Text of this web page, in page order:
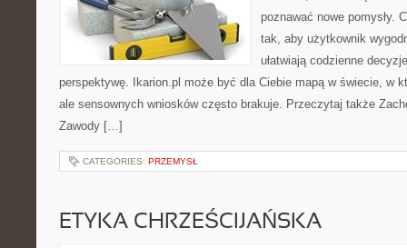
poznawać nowe pomysły.
tak, aby użytkownik
ułatwiają codzienne
perspektywę. Ikarion.pl może być dla Ciebie mapą w świecie, w
ale sensownych wniosków często brakuje. Przeczytaj także
Zawody […]
CATEGORIES: PRZEMYSŁ
ETYKA CHRZEŚCIJAŃSKA